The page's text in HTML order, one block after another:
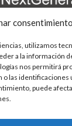
consentimiento
utilizamos
a la información
nos permitirá
las identificaciones
puede